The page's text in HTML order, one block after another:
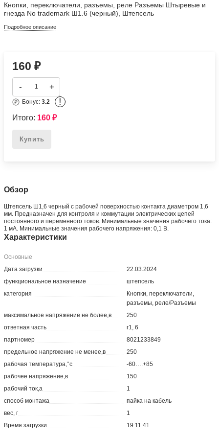
Кнопки, переключатели, разъемы, реле Разъемы Штыревые и
гнезда No trademark Ш1.6 (черный), Штепсель
Подробное описание
160₽
- +
Бонус:3.2 !
Итого: 160₽
Купить
Обзор
Штепсель Ш1,6 черный с рабочей поверхностью контакта диаметром 1,6
мм. Предназначен для контроля и коммутации электрических цепей
постоянного и переменного токов. Минимальные значения рабочего тока:
1 мА. Минимальные значения рабочего напряжения: 0,1 В.
Характеристики
Основные
Дата загрузки
22.03.2024
функциональное назначение
штепсель
категория
Кнопки, переключатели,
разъемы, реле/Разъемы
максимальное напряжение не более,в
250
ответная часть
г1, 6
партномер
8021233849
предельное напряжение не менее,в
250
рабочая температура,°с
-60….+85
рабочее напряжение,в
150
рабочий ток,а
1
способ монтажа
пайка на кабель
вес, г
1
Время загрузки
19:11:41